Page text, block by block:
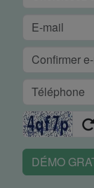
DÉMO